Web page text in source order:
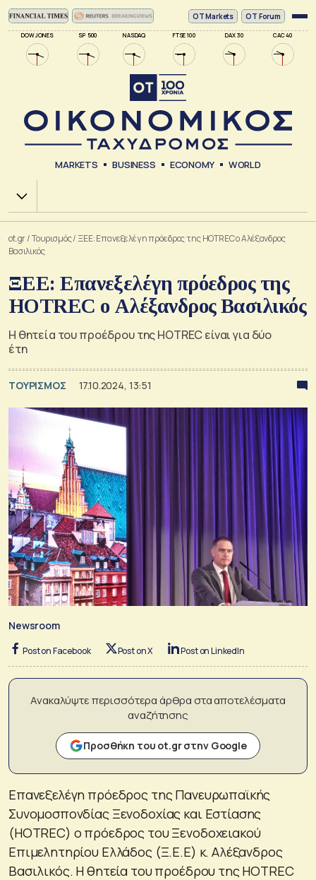
DOW JONES SP 500 NASDAQ FTSE 100 DAX 30 CAC 40
ΟΤ Markets OT Forum
MARKETS BUSINESS ECONOMY WORLD
Χ.Α.
ot.gr/Τουρισμός/ ΞΕΕ: Επανεξελέγη πρόεδρος της HOTREC ο Αλέξανδρος
Βασιλικός
ΞΕΕ: Επανεξελέγη πρόεδρος της
HOTREC ο Αλέξανδρος Βασιλικός
Η θητεία του προέδρου της HOTREC είναι για δύο
έτη
ΤΟΥΡΙΣΜΟΣ 17.10.2024, 13:51
Newsroom
Post on Facebook Post on X Post on LinkedIn
Ανακαλύψτε περισσότερα άρθρα στα αποτελέσματα
αναζήτησης
Προσθήκη του ot.gr στην Google
Επανεξελέγη πρόεδρος της Πανευρωπαϊκής
Συνομοσπονδίας Ξενοδοχίας και Εστίασης
(HOTREC) ο πρόεδρος του Ξενοδοχειακού
Επιμελητηρίου Ελλάδος (Ξ.Ε.Ε) κ. Αλέξανδρος
Βασιλικός. Η θητεία του προέδρου της HOTREC